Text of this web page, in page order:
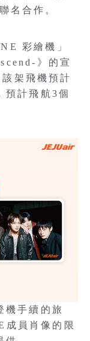
名合作。
彩繪機」
》的宣
架飛機預計
預計飛航3個
機手續的旅
成員肖像的限